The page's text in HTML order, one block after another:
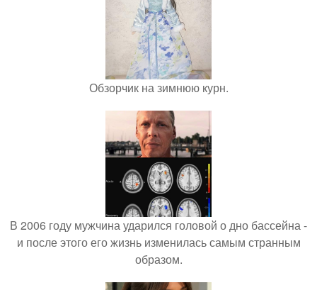
Обзорчик на зимнюю курн.
В 2006 году мужчина ударился головой о дно бассейна -
и после этого его жизнь изменилась самым странным
образом.